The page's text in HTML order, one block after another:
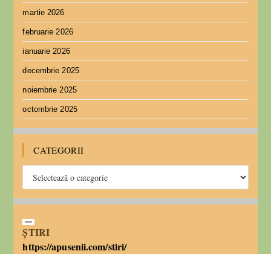
martie 2026
februarie 2026
ianuarie 2026
decembrie 2025
noiembrie 2025
octombrie 2025
CATEGORII
ȘTIRI
https://apusenii.com/stiri/